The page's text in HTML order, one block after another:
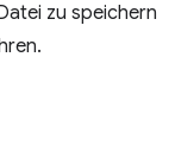
zu speichern